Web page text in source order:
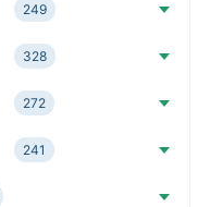
249
328
272
241